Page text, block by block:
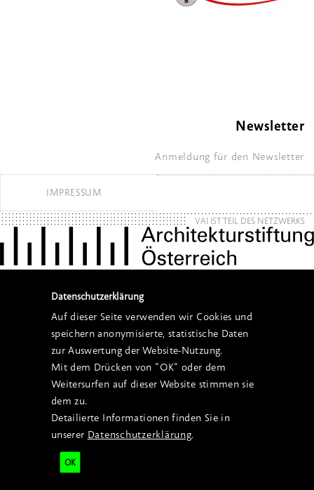
Newsletter
Anmeldung für den Newsletter
IMPRESSUM
VAI IST TEIL DES NETZWERKS
Datenschutzerklärung
Auf dieser Seite verwenden wir Cookies und
speichern anonymisierte, statistische Daten
zur Auswertung der Website-Nutzung.
Mit dem Drücken von "OK" oder dem
Weitersurfen auf dieser Website stimmen sie
dem zu.
Detailierte Informationen finden Sie in
unserer Datenschutzerklärung.
OK